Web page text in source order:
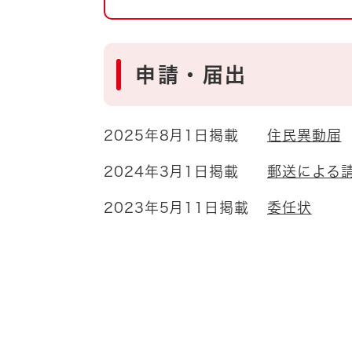
自然・環境・公園
男女共同参画
地域コミュニティ
道路・河川・交通 まちづくり
国際交流
申請・届出
2025年8月1日掲載 住民異動届
2024年3月1日掲載 郵送による
2023年5月11日掲載 委任状